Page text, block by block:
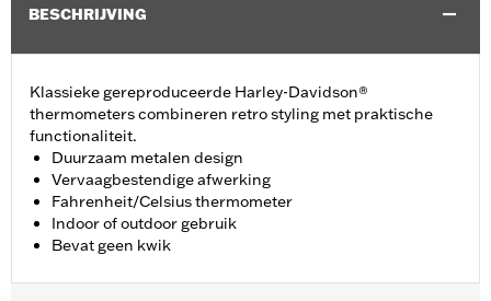
BESCHRIJVING
Klassieke gereproduceerde Harley-Davidson®
thermometers combineren retro styling met praktische
functionaliteit.
Duurzaam metalen design
Vervaagbestendige afwerking
Fahrenheit/Celsius thermometer
Indoor of outdoor gebruik
Bevat geen kwik